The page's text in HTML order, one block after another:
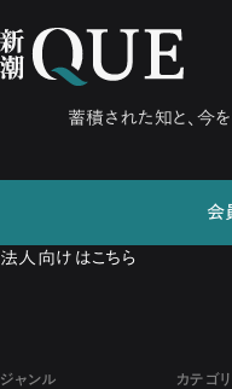
蓄積された知と、今
会
法人向けはこちら
ジャンル カテゴリ